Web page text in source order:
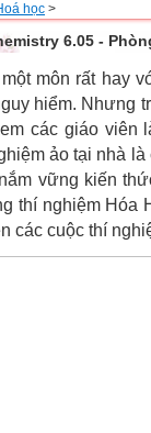
học >
6.05 -
môn rất hay
hiểm. Nhưng
các giáo viên
ảo tại nhà
vững kiến
thí nghiệm Hóa
các cuộc thí